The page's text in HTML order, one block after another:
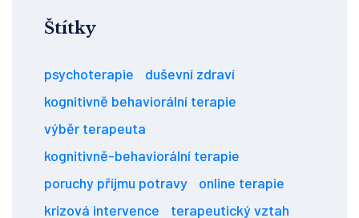
Štítky
psychoterapie
duševní zdraví
kognitivně behaviorální terapie
výběr terapeuta
kognitivně-behaviorální terapie
poruchy příjmu potravy
online terapie
krizová intervence
terapeutický vztah